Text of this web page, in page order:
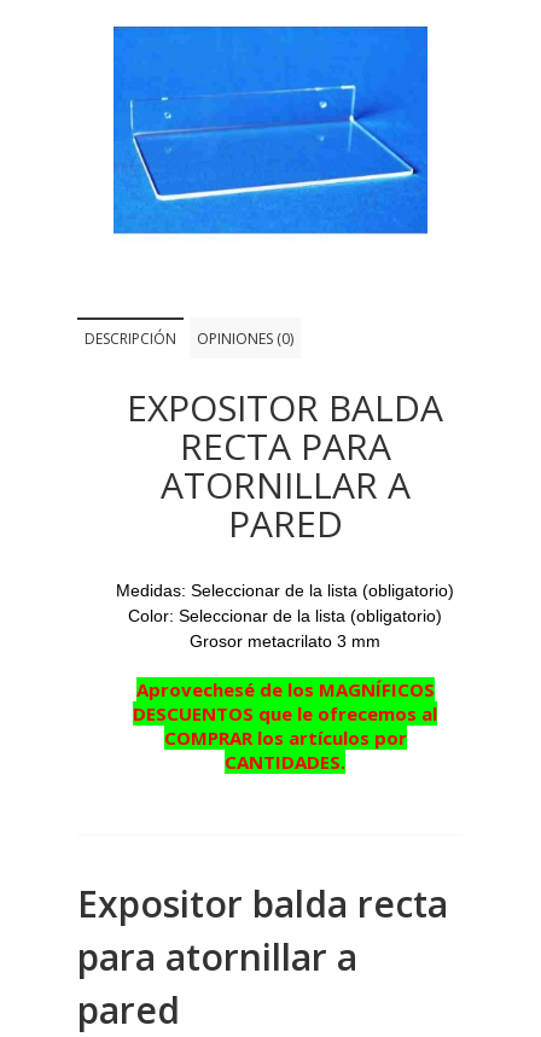
DESCRIPCIÓN OPINIONES (0)
EXPOSITOR BALDA
RECTA PARA
ATORNILLAR A
PARED
Medidas: Seleccionar de la lista (obligatorio)
Color: Seleccionar de la lista (obligatorio)
Grosor metacrilato 3 mm
Aprovechesé de los MAGNÍFICOS
DESCUENTOS que le ofrecemos al
COMPRAR los artículos por
CANTIDADES.
Expositor balda recta
para atornillar a
pared